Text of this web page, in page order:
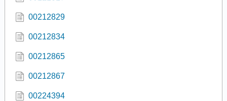
00212829
00212834
00212865
00212867
00224394